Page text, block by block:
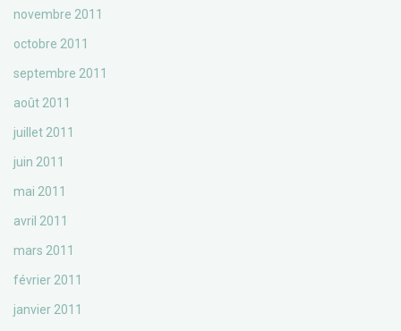
novembre 2011
octobre 2011
septembre 2011
août 2011
juillet 2011
juin 2011
mai 2011
avril 2011
mars 2011
février 2011
janvier 2011